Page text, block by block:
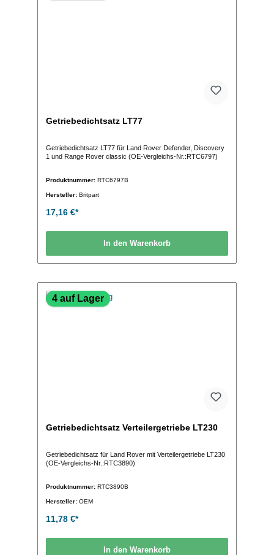
Getriebedichtsatz LT77
Getriebedichtsatz LT77 für Land Rover Defender, Discovery
1 und Range Rover classic (OE-Vergleichs-Nr.:RTC6797)
Produktnummer: RTC6797B
Hersteller: Britpart
17,16 €*
In den Warenkorb
4 auf Lager
Getriebedichtsatz Verteilergetriebe LT230
Getriebedichtsatz für Land Rover mit Verteilergetriebe LT230
(OE-Vergleichs-Nr.:RTC3890)
Produktnummer: RTC3890B
Hersteller: OEM
11,78 €*
In den Warenkorb